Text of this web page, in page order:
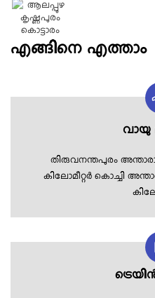
എങ്ങിനെ എത്താം
വായു
തിരുവനന്തപുരം
കിലോമീറ്റര്‍ കൊച്ചി